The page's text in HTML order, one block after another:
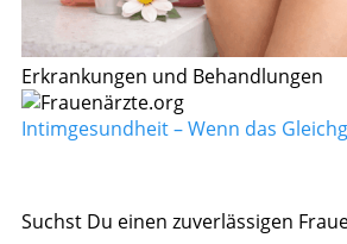
Erkrankungen und Behandlungen
Intimgesundheit – Wenn das
Suchst Du einen zuverlässigen